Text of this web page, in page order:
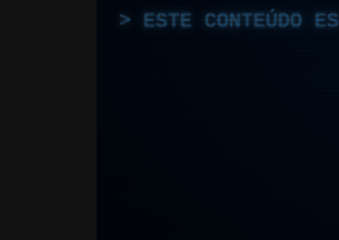
ESTE CONTEÚDO